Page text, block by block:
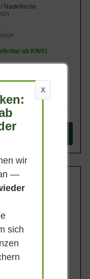
/ Nadelfarbe
ab KW41
m
/ Nadelfarbe
X
wir
—
sich